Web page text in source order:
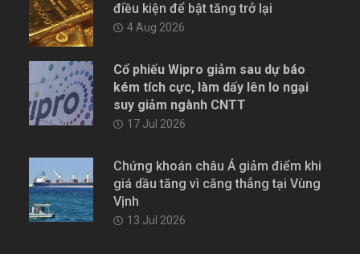
điều kiện để bật tăng trở lại
4 Aug 2026
Cổ phiếu Wipro giảm sau dự báo
kém tích cực, làm dấy lên lo ngại
suy giảm ngành CNTT
17 Jul 2026
Chứng khoán châu Á giảm điểm khi
giá dầu tăng vì căng thẳng tại Vùng
Vịnh
13 Jul 2026